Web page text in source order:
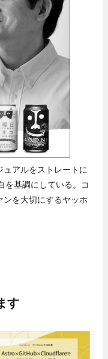
ュアルをストレートに
を基調にしている。コ
ンを大切にするヤッホ
す